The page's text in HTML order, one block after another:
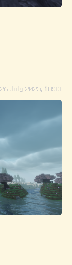
26 July 2025, 18:33